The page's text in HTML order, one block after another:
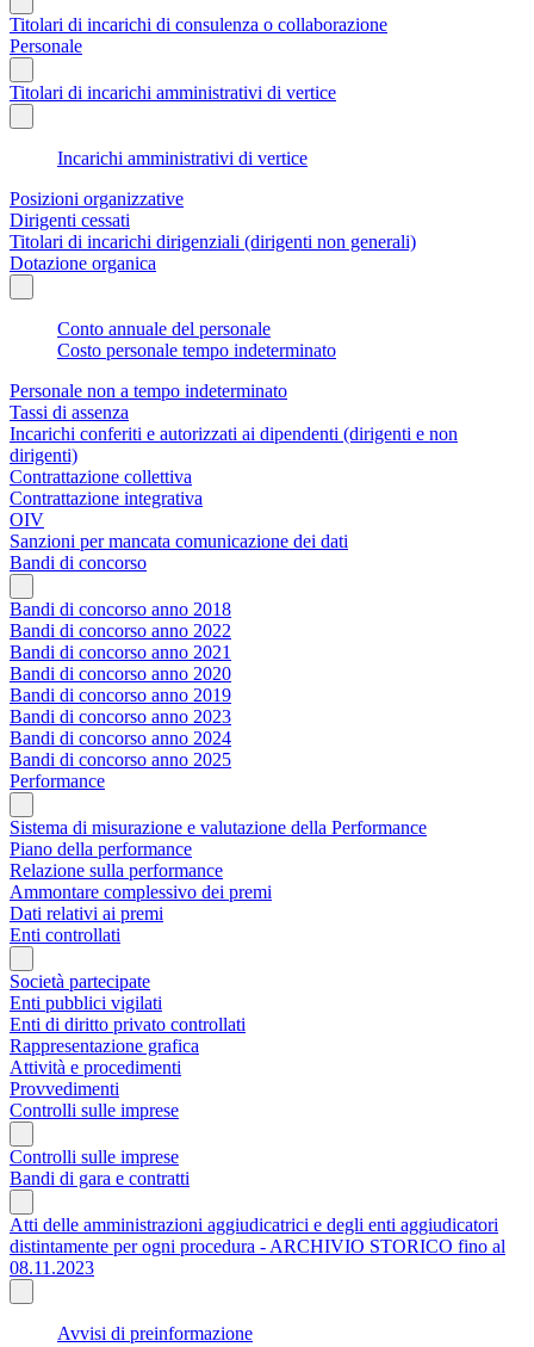
Titolari di incarichi di consulenza o collaborazione
Personale
Titolari di incarichi amministrativi di vertice
Incarichi amministrativi di vertice
Posizioni organizzative
Dirigenti cessati
Titolari di incarichi dirigenziali (dirigenti non generali)
Dotazione organica
Conto annuale del personale
Costo personale tempo indeterminato
Personale non a tempo indeterminato
Tassi di assenza
Incarichi conferiti e autorizzati ai dipendenti (dirigenti e non
dirigenti)
Contrattazione collettiva
Contrattazione integrativa
OIV
Sanzioni per mancata comunicazione dei dati
Bandi di concorso
Bandi di concorso anno 2018
Bandi di concorso anno 2022
Bandi di concorso anno 2021
Bandi di concorso anno 2020
Bandi di concorso anno 2019
Bandi di concorso anno 2023
Bandi di concorso anno 2024
Bandi di concorso anno 2025
Performance
Sistema di misurazione e valutazione della Performance
Piano della performance
Relazione sulla performance
Ammontare complessivo dei premi
Dati relativi ai premi
Enti controllati
Società partecipate
Enti pubblici vigilati
Enti di diritto privato controllati
Rappresentazione grafica
Attività e procedimenti
Provvedimenti
Controlli sulle imprese
Controlli sulle imprese
Bandi di gara e contratti
Atti delle amministrazioni aggiudicatrici e degli enti aggiudicatori
distintamente per ogni procedura - ARCHIVIO STORICO fino al
08.11.2023
Avvisi di preinformazione